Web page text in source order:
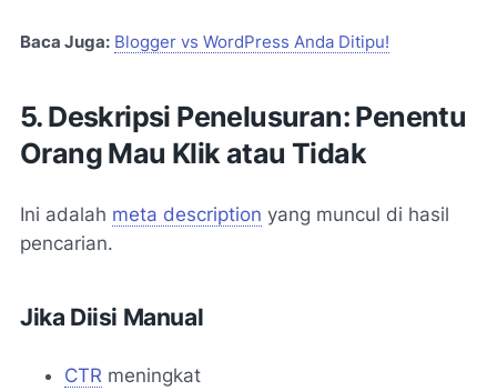
Baca Juga: Blogger vs WordPress Anda Ditipu!
5. Deskripsi Penelusuran: Penentu
Orang Mau Klik atau Tidak
Ini adalah meta description yang muncul di hasil
pencarian.
Jika Diisi Manual
CTR meningkat